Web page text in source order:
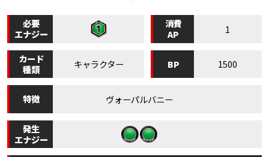
必要
エナジー
消費
AP
1
カード
種類
キャラクター BP 1500
特徴 ヴォーパルバニー
発生
エナジー